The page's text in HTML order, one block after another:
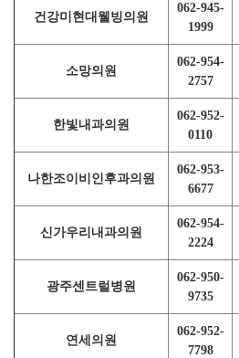
건강미현대웰빙의원
062-945-
1999
소망의원
062-954-
2757
한빛내과의원
062-952-
0110
나한조이비인후과의원
062-953-
6677
신가우리내과의원
062-954-
2224
광주센트럴병원
062-950-
9735
연세의원
062-952-
7798